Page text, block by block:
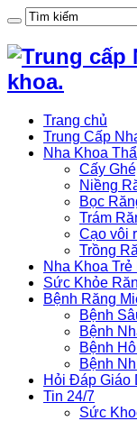
khoa.
Trang chủ
Trung Cấp
Nha Khoa
Cấy
Niềng
Bọc
Trám
Cạo vôi
Trồng
Nha Khoa Trẻ
Sức Khỏe
Bệnh Răng
Bệnh
Bệnh
Bệnh
Bệnh
Hỏi Đáp Giáo
Tin 24/7
Sức